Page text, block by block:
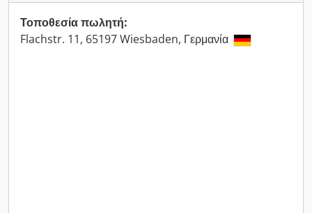
Τοποθεσία πωλητή:
Flachstr. 11, 65197 Wiesbaden, Γερμανία